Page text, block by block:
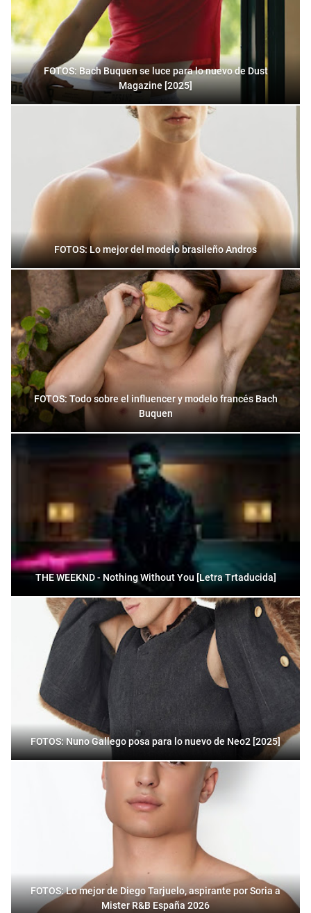
FOTOS: Bach Buquen se luce para lo nuevo de Dust
Magazine [2025]
FOTOS: Lo mejor del modelo brasileño Andros
FOTOS: Todo sobre el influencer y modelo francés Bach
Buquen
THE WEEKND - Nothing Without You [Letra Trtaducida]
FOTOS: Nuno Gallego posa para lo nuevo de Neo2 [2025]
FOTOS: Lo mejor de Diego Tarjuelo, aspirante por Soria a
Mister R&B España 2026